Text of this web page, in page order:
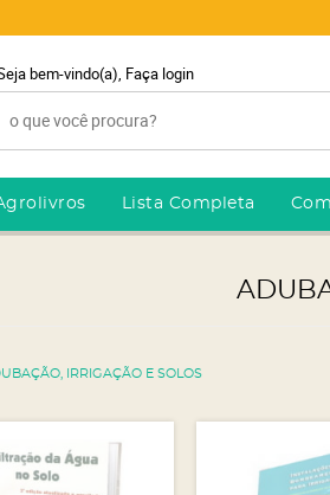
bem-vindo(a), Faça login
Lista Completa
IRRIGAÇÃO E SOLOS